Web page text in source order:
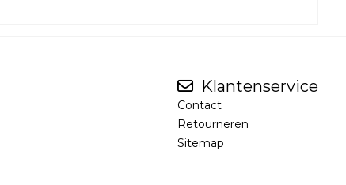
Klantenservice
Contact
Retourneren
Sitemap